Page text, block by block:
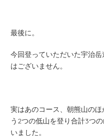
最後に。
今回登っていただいた宇治
はございません。
実はあのコース、朝熊山の
う2つの低山を登り合計3つ
いました。